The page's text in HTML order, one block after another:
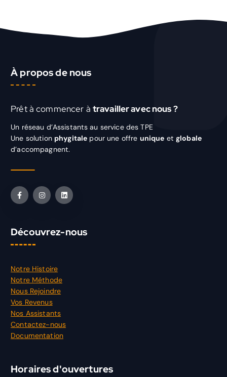
À propos de nous
Prêt à commencer à travailler avec nous ?
Un réseau d’Assistants au service des TPE
Une solution phygitale pour une offre unique et globale
d’accompagnent.
Découvrez-nous
Notre Histoire
Notre Méthode
Nous Rejoindre
Vos Revenus
Nos Assistants
Contactez-nous
Documentation
Horaires d'ouvertures